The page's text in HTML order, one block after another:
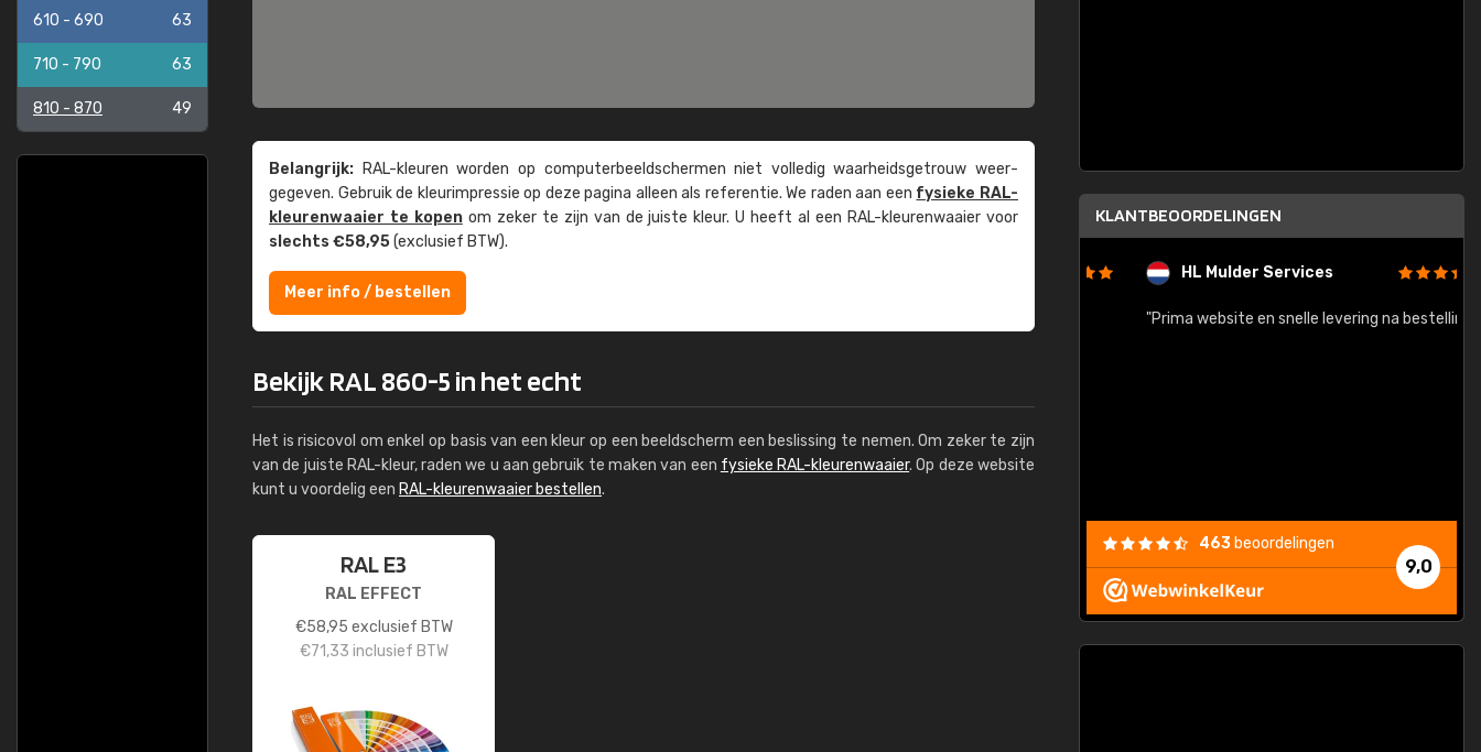
610 - 690 63
710 - 790 63
810 - 870 49
Belangrijk: RAL-kleuren worden op computer­beeld­schermen niet volledig waarheids­­getrouw weer­
gegeven. Gebruik de kleur­impressie op deze pagina alleen als referentie. We raden aan een fysieke RAL-
kleuren­waaier te kopenom zeker te zijn van de juiste kleur. U heeft al een RAL-kleuren­waaier voor
slechts €58,95(exclusief BTW).
Meer info / bestellen
Bekijk RAL 860-5 in het echt
Het is risicovol om enkel op basis van een kleur op een beeldscherm een beslissing te nemen. Om zeker te zijn
van de juiste RAL-kleur, raden we u aan gebruik te maken van een fysieke RAL-kleurenwaaier. Op deze website
kunt u voordelig een RAL-kleurenwaaier bestellen.
RAL E3
RAL EFFECT
€58,95 exclusief BTW
€71,33 inclusief BTW
KLANTBEOORDELINGEN
HL Mulder Services
"Prima website en snelle levering na bestelling"
9,0
463 beoordelingen